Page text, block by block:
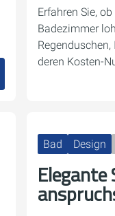
Erfahren Sie,
Badezimmer
deren Kosten-
Bad Design